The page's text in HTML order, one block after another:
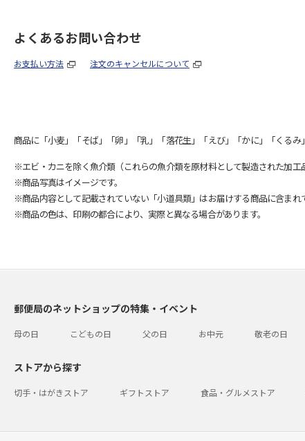
よくあるお問い合わせ
お支払い方法 注文のキャンセルについて
商品に「小麦」「そば」「卵」「乳」「落花生」「えび」「かに」「くる
※エビ・カニを除く魚介類（これらの魚介類を原材料として製造された加
※商品写真はイメージです。
※商品内容として記載されていない「小道具類」はお届けする商品に含まれ
※商品の色は、印刷の都合により、実際と異なる場合があります。
郵便局のネットショップの特集・イベント
母の日 こどもの日 父の日 お中元 敬老の日
ストアから探す
切手・はがきストア ギフトストア 食品・グルメストア